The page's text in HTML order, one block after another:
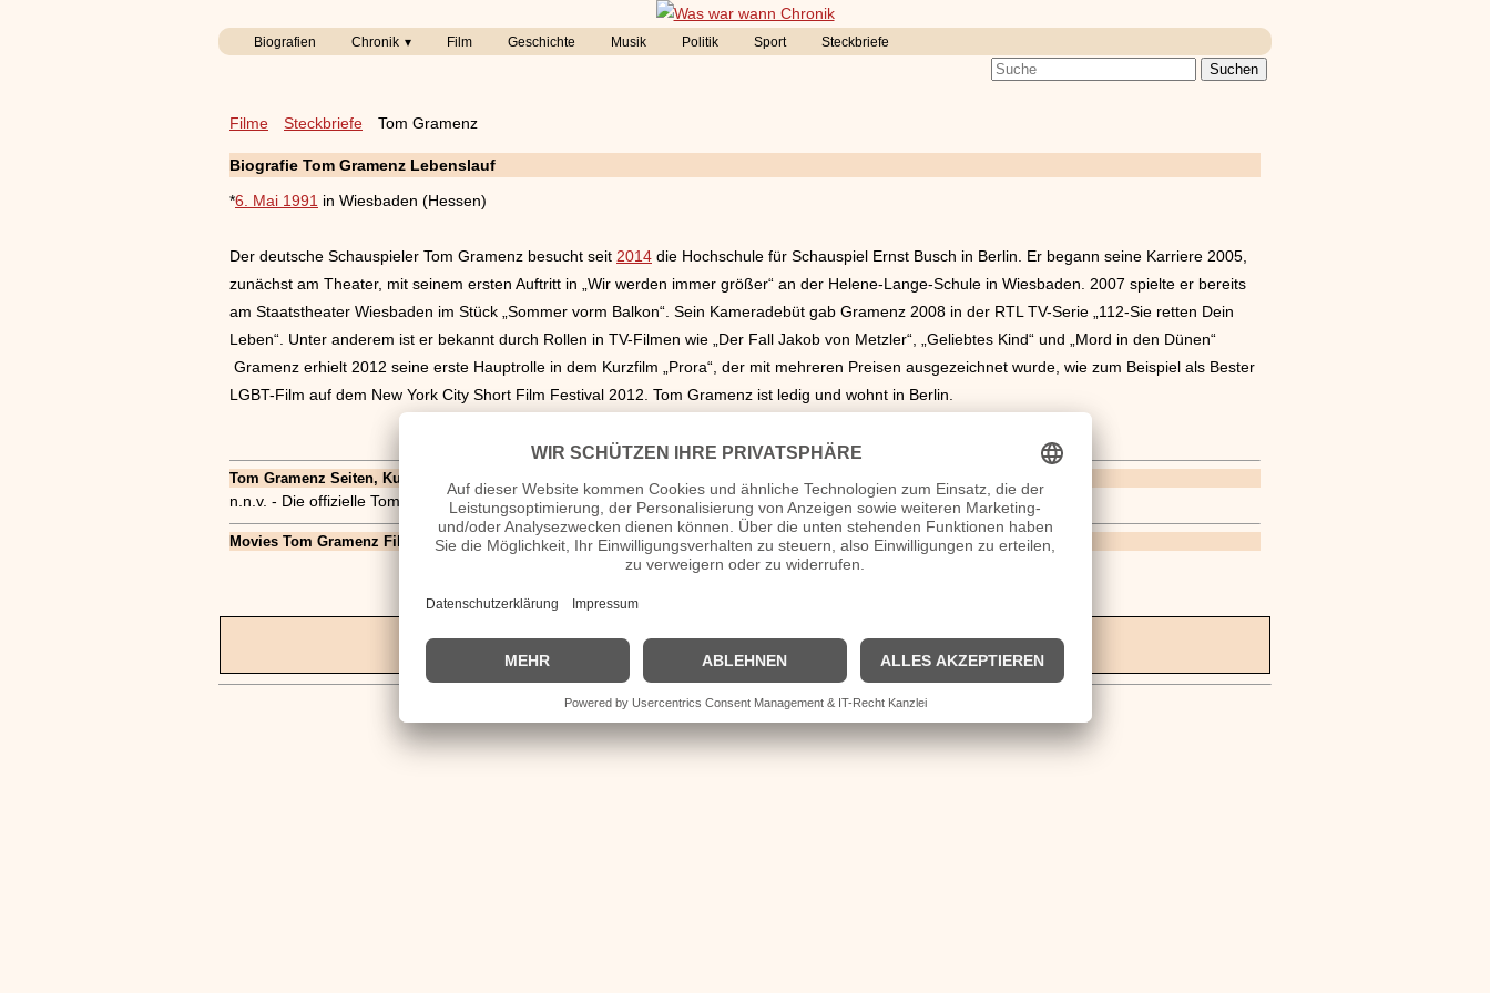
Biografien Chronik Film Geschichte Musik Politik Sport Steckbriefe
Filme Steckbriefe Tom Gramenz
Biografie Tom Gramenz Lebenslauf
*6. Mai 1991 in Wiesbaden (Hessen)
Der deutsche Schauspieler Tom Gramenz besucht seit 2014 die Hochschule für Schauspiel Ernst Busch in Berlin. Er begann seine Karriere 2005,
zunächst am Theater, mit seinem ersten Auftritt in „Wir werden immer größer“ an der Helene-Lange-Schule in Wiesbaden. 2007 spielte er bereits
am Staatstheater Wiesbaden im Stück „Sommer vorm Balkon“. Sein Kameradebüt gab Gramenz 2008 in der RTL TV-Serie „112-Sie retten Dein
Leben“. Unter anderem ist er bekannt durch Rollen in TV-Filmen wie „Der Fall Jakob von Metzler“, „Geliebtes Kind“ und „Mord in den Dünen“
Gramenz erhielt 2012 seine erste Hauptrolle in dem Kurzfilm „Prora“, der mit mehreren Preisen ausgezeichnet wurde, wie zum Beispiel als Bester
LGBT-Film auf dem New York City Short Film Festival 2012. Tom Gramenz ist ledig und wohnt in Berlin.
Tom Gramenz Seiten, Kurzbio, Familie, verheiratet, Herkunft etc.
n.n.v. - Die offizielle Tom Gramenz Homepage / Facebook / X / Instagram Seite
Movies Tom Gramenz Filme
Impressum| Kurzbio | Vita | Herkunft |